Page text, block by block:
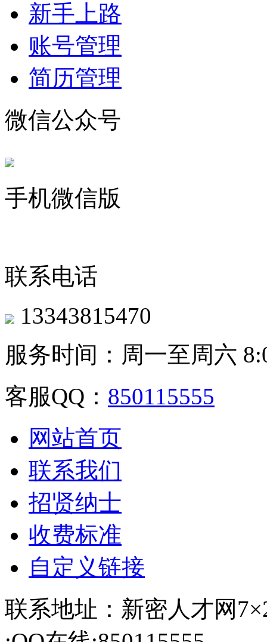
新手上路
账号管理
简历管理
微信公众号
手机微信版
联系电话
13343815470
服务时间：周一至周六
客服QQ： 850115555
网站首页
联系我们
招贤纳士
收费标准
自定义链接
联系地址：新密人才网